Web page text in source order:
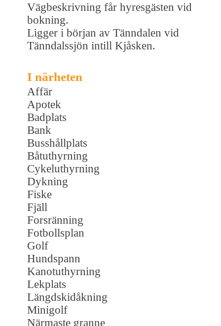
Vägbeskrivning får hyresgästen vid
bokning.
Ligger i början av Tänndalen vid
Tänndalssjön intill Kjåsken.
I närheten
Affär
Apotek
Badplats
Bank
Busshållplats
Båtuthyrning
Cykeluthyrning
Dykning
Fiske
Fjäll
Forsränning
Fotbollsplan
Golf
Hundspann
Kanotuthyrning
Lekplats
Längdskidåkning
Minigolf
Närmaste granne